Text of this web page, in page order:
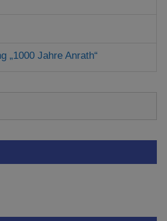
„1000 Jahre Anrath“